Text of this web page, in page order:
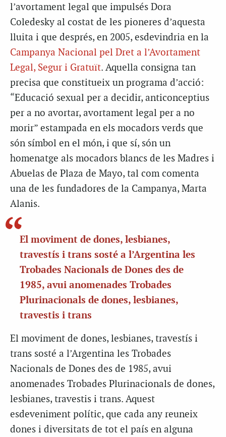
l’avortament legal que impulsés Dora
Coledesky al costat de les pioneres d’aquesta
lluita i que després, en 2005, esdevindria en la
Campanya Nacional pel Dret a l’Avortament
Legal, Segur i Gratuït. Aquella consigna tan
precisa que constitueix un programa d’acció:
“Educació sexual per a decidir, anticonceptius
per a no avortar, avortament legal per a no
morir” estampada en els mocadors verds que
són símbol en el món, i que sí, són un
homenatge als mocadors blancs de les Madres i
Abuelas de Plaza de Mayo, tal com comenta
una de les fundadores de la Campanya, Marta
Alanis.
El moviment de dones, lesbianes,
travestís i trans sosté a l’Argentina les
Trobades Nacionals de Dones des de
1985, avui anomenades Trobades
Plurinacionals de dones, lesbianes,
travestis i trans
El moviment de dones, lesbianes, travestís i
trans sosté a l’Argentina les Trobades
Nacionals de Dones des de 1985, avui
anomenades Trobades Plurinacionals de dones,
lesbianes, travestis i trans. Aquest
esdeveniment polític, que cada any reuneix
dones i diversitats de tot el país en alguna